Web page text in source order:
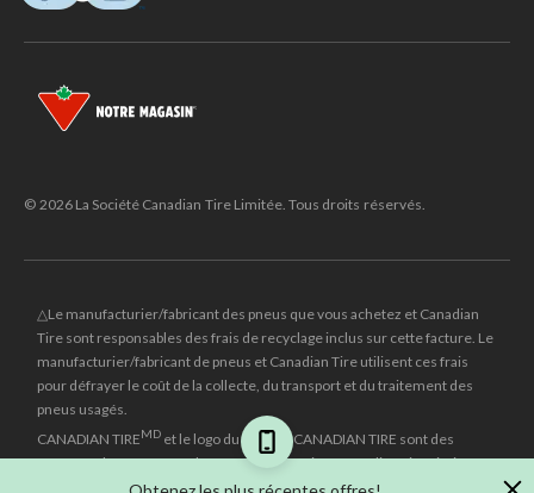
© 2026 La Société Canadian Tire Limitée. Tous droits réservés.
△Le manufacturier/fabricant des pneus que vous achetez et Canadian
Tire sont responsables des frais de recyclage inclus sur cette facture. Le
manufacturier/fabricant de pneus et Canadian Tire utilisent ces frais
pour défrayer le coût de la collecte, du transport et du traitement des
pneus usagés.
CANADIAN TIREMD et le logo du triangle CANADIAN TIRE sont des
marques de commerce déposées de la Société Canadian Tire Limitée.